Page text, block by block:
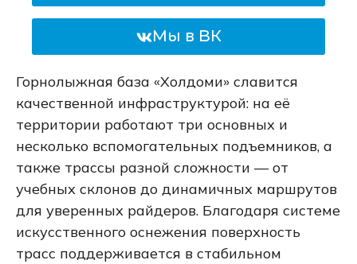
Мы в ВК
Горнолыжная база «Холдоми» славится
качественной инфраструктурой: на её
территории работают три основных и
несколько вспомогательных подъемников, а
также трассы разной сложности — от
учебных склонов до динамичных маршрутов
для уверенных райдеров. Благодаря системе
искусственного оснежения поверхность
трасс поддерживается в стабильном